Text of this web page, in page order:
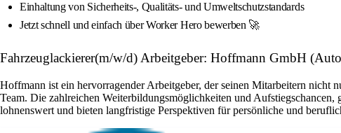
Einhaltung von Sicherheits-, Qualitäts- und Umweltschutzstandards
Jetzt schnell und einfach über Worker Hero bewerben 🚀
Fahrzeuglackierer(m/w/d) Arbeitgeber: Hoffmann GmbH
Hoffmann ist ein hervorragender Arbeitgeber, der seinen Mitarbeitern nicht
Team. Die zahlreichen Weiterbildungsmöglichkeiten und
lohnenswert und bieten langfristige Perspektiven für persönliche und